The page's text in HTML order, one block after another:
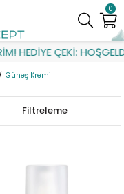
HEDİYE ÇEKİ:
0
Güneş Kremi
Filtreleme